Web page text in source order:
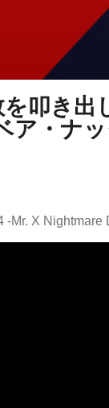
叩き出
ア・ナ
Mr. X Nightmare